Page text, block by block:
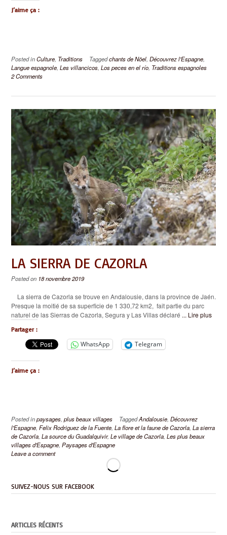
J’aime ça :
Posted inCulture, Traditions Taggedchants de Nöel, Découvrez l'Espagne,
Langue espagnole, Les villancicos, Los peces en el río, Traditions espagnoles
2 Comments
LA SIERRA DE CAZORLA
Posted on 18 novembre 2019
La sierra de Cazorla se trouve en Andalousie, dans la province de Jaén.
Presque la moitié de sa superficie de 1 330,72 km2, fait partie du parc
naturel de las Sierras de Cazorla, Segura y Las Villas déclaré ... Lire plus
Partager :
WhatsApp Telegram
J’aime ça :
Posted inpaysages, plus beaux villages TaggedAndalousie, Découvrez
l'Espagne, Felix Rodriguez de la Fuente, La flore et la faune de Cazorla, La sierra
de Cazorla, La source du Guadalquivir, Le village de Cazorla, Les plus beaux
villages d'Espagne, Paysages d'Espagne
Leave a comment
SUIVEZ-NOUS SUR FACEBOOK
ARTICLES RÉCENTS